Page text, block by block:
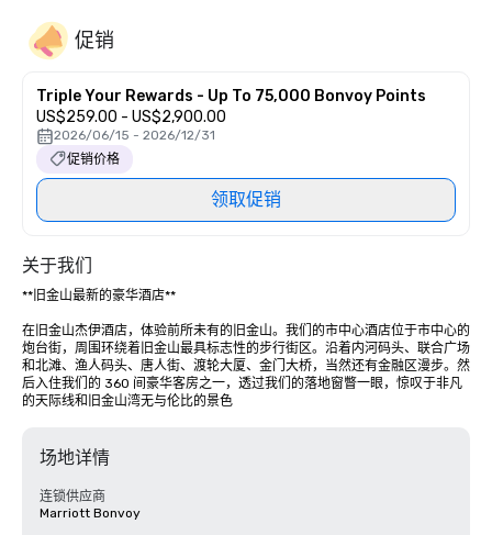
促销
Triple Your Rewards - Up To 75,000 Bonvoy Points
US$259.00 - US$2,900.00
2026/06/15 - 2026/12/31
促销价格
领取促销
关于我们
**旧金山最新的豪华酒店**
在旧金山杰伊酒店，体验前所未有的旧金山。我们的市中心酒店位于市中心的
炮台街，周围环绕着旧金山最具标志性的步行街区。沿着内河码头、联合广场
和北滩、渔人码头、唐人街、渡轮大厦、金门大桥，当然还有金融区漫步。然
后入住我们的 360 间豪华客房之一，透过我们的落地窗瞥一眼，惊叹于非凡
的天际线和旧金山湾无与伦比的景色
场地详情
连锁供应商
Marriott Bonvoy